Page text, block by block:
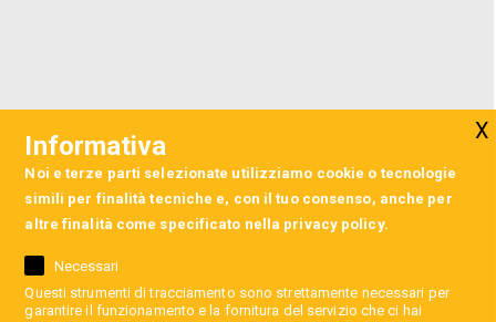
Informativa
Noi e terze parti selezionate utilizziamo cookie o tecnologie
simili per finalità tecniche e, con il tuo consenso, anche per
altre finalità come specificato nella privacy policy.
Necessari
Questi strumenti di tracciamento sono strettamente necessari per
garantire il funzionamento e la fornitura del servizio che ci hai